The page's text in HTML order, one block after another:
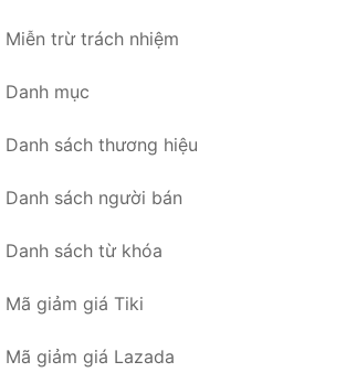
Miễn trừ trách nhiệm
Danh mục
Danh sách thương hiệu
Danh sách người bán
Danh sách từ khóa
Mã giảm giá Tiki
Mã giảm giá Lazada